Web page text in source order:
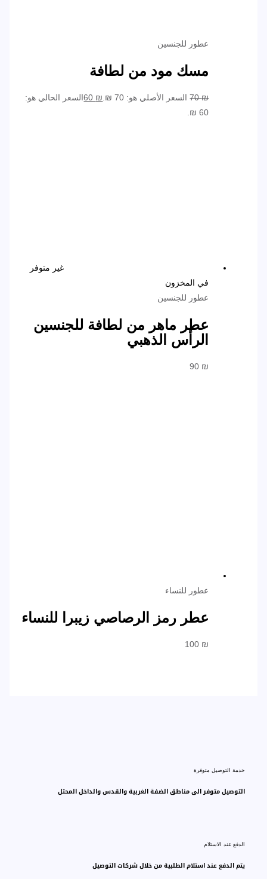
عطور للجنسين
مسك مود من لطافة
70₪ السعر الأصلي هو: 70 ₪. 60 ₪
السعر الحالي هو:
60 ₪.
غير متوفر
في المخزون
عطور للجنسين
عطر ماهر من لطافة للجنسين
الرأس الذهبي
90 ₪
عطور للنساء
عطر رمز الرصاصي زيبرا للنساء
100 ₪
خدمة التوصيل متوفرة
التوصيل متوفر الى مناطق الضفة الغربية والقدس والداخل المحتل
الدفع عند الاستلام
يتم الدفع عند استلام الطلبية من خلال شركات التوصيل